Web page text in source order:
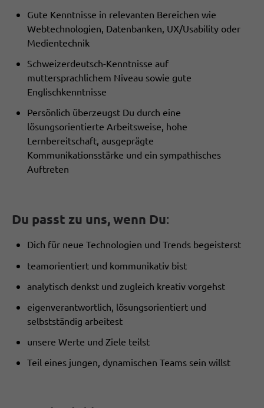
Gute Kenntnisse in relevanten Bereichen wie
Webtechnologien, Datenbanken, UX/Usability oder
Medientechnik
Schweizerdeutsch-Kenntnisse auf
muttersprachlichem Niveau sowie gute
Englischkenntnisse
Persönlich überzeugst Du durch eine
lösungsorientierte Arbeitsweise, hohe
Lernbereitschaft, ausgeprägte
Kommunikationsstärke und ein sympathisches
Auftreten
Du passt zu uns, wenn Du:
Dich für neue Technologien und Trends begeisterst
teamorientiert und kommunikativ bist
analytisch denkst und zugleich kreativ vorgehst
eigenverantwortlich, lösungsorientiert und
selbstständig arbeitest
unsere Werte und Ziele teilst
Teil eines jungen, dynamischen Teams sein willst